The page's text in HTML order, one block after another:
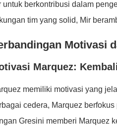
untuk berkontribusi dalam
tim yang solid, Mir
Motivasi
Marquez:
memiliki motivasi yang
cedera, Marquez
Gresini memberi Marquez